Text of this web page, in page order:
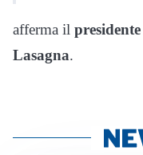
afferma il
Lasagna.